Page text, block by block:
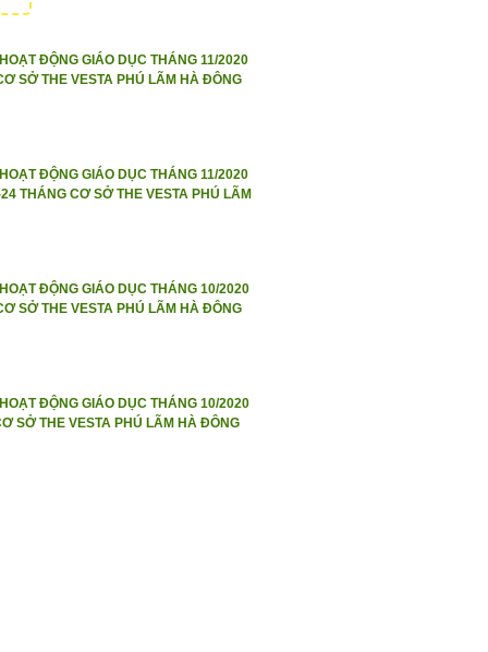
ĐỘNG GIÁO DỤC THÁNG 11/2020
SỞ THE VESTA PHÚ LÃM HÀ ĐÔNG
ĐỘNG GIÁO DỤC THÁNG 11/2020
THÁNG CƠ SỞ THE VESTA PHÚ LÃM
ĐỘNG GIÁO DỤC THÁNG 10/2020
SỞ THE VESTA PHÚ LÃM HÀ ĐÔNG
ĐỘNG GIÁO DỤC THÁNG 10/2020
SỞ THE VESTA PHÚ LÃM HÀ ĐÔNG